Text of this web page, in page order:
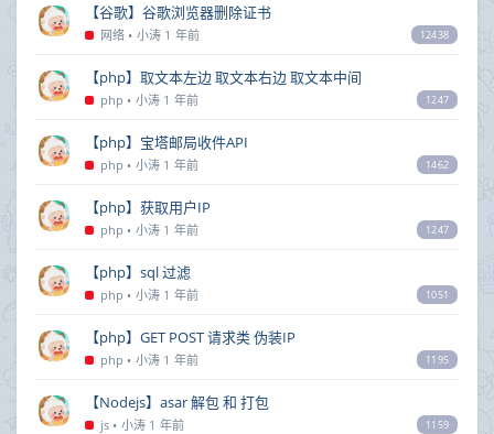
【谷歌】谷歌浏览器删除证书
网络 • 小涛 1 年前 12438
【php】取文本左边 取文本右边 取文本中间
php • 小涛 1 年前 1247
【php】宝塔邮局收件API
php • 小涛 1 年前 1462
【php】获取用户IP
php • 小涛 1 年前 1247
【php】sql 过滤
php • 小涛 1 年前 1051
【php】GET POST 请求类 伪装IP
php • 小涛 1 年前 1195
【Nodejs】asar 解包 和 打包
js • 小涛 1 年前 1159